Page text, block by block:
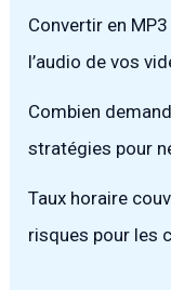
Convertir en
l’audio de vos
Combien
stratégies pour
Taux horaire
risques pour les